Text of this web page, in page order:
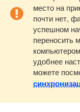
место на
почти нет,
успешном
переносить
удобнее
можете